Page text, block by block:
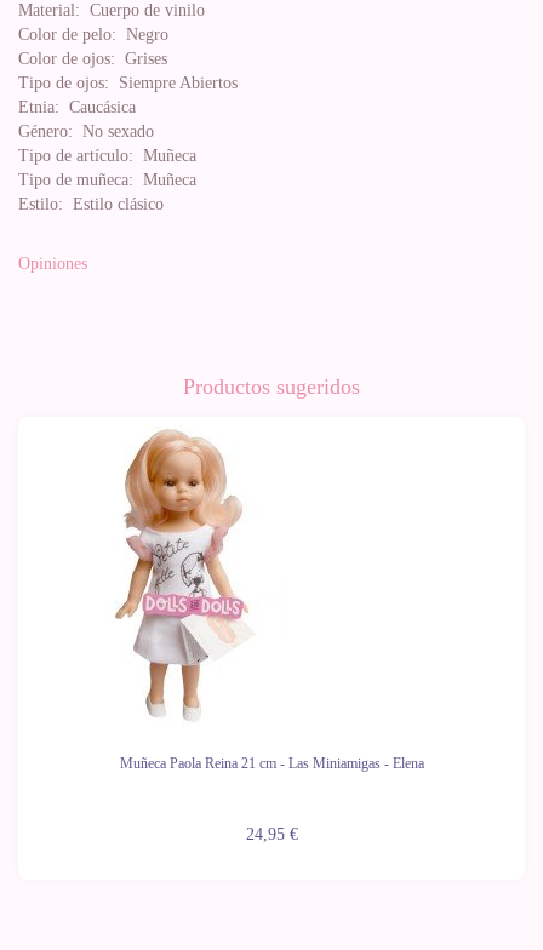
Material: Cuerpo de vinilo
Color de pelo: Negro
Color de ojos: Grises
Tipo de ojos: Siempre Abiertos
Etnia: Caucásica
Género: No sexado
Tipo de artículo: Muñeca
Tipo de muñeca: Muñeca
Estilo: Estilo clásico
Opiniones
Productos sugeridos
Muñeca Paola Reina 21 cm - Las Miniamigas - Elena
24,95 €